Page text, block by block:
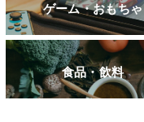
ゲーム・おもちゃ
食品・飲料